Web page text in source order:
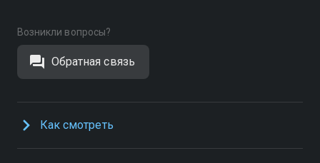
Возникли вопросы?
Обратная связь
Как смотреть